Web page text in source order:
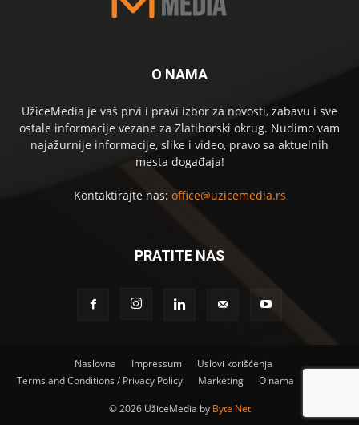
O NAMA
UžiceMedia je vaš prvi i pravi izbor za novosti, zabavu i sve
ostale informacije vezane za Zlatiborski okrug. Nudimo vam
najažurnije informacije, slike i video, pravo sa aktuelnih
mesta događaja!
Kontaktirajte nas: office@uzicemedia.rs
PRATITE NAS
Naslovna Impressum
Uslovi korišćenja
Terms and Conditions / Privacy Policy
Marketing O nama
©2026 UžiceMedia by Byte Net